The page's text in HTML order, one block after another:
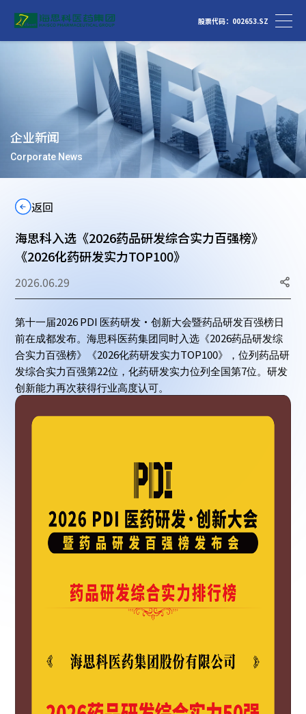
股票代码：002653.SZ
企业新闻
Corporate News
返回
海思科入选《2026药品研发综合实力百强榜》
《2026化药研发实力TOP100》
2026.06.29
第十一届2026 PDI 医药研发 ·创新大会暨药品研发百强榜日
前在成都发布。海思科医药集团同时入选《2026药品研发综
合实力百强榜》《2026化药研发实力TOP100》，位列药品研
发综合实力百强第22位，化药研发实力位列全国第7位。研发
创新能力再次获得行业高度认可。